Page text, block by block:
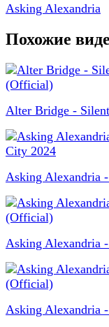
Asking Alexandria
Похожие
Alter Bridge -
Asking Alexandria
Asking Alexandria
Asking Alexandria